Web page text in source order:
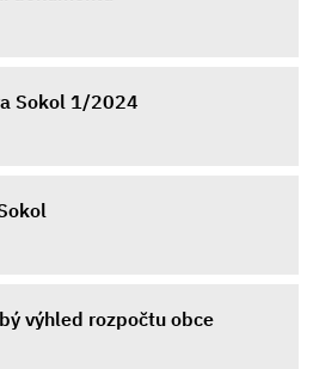
Sokol 1/2024
výhled rozpočtu obce